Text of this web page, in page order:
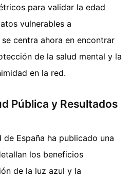
para validar la edad
vulnerables a
centra ahora en encontrar
de la salud mental y la
en la red.
Pública y Resultados
España ha publicado una
los beneficios
de la luz azul y la